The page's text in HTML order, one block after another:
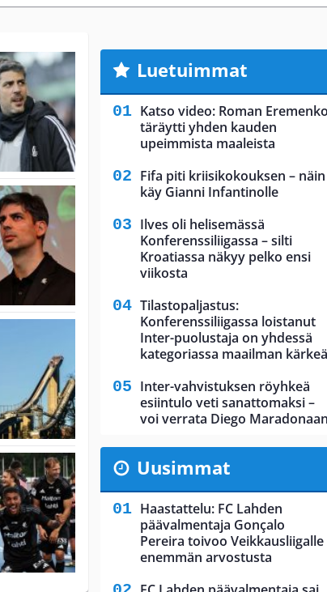
Luetuimmat
Katso video: Roman Eremenko
täräytti yhden kauden
upeimmista maaleista
Fifa piti kriisikokouksen – näin
käy Gianni Infantinolle
Ilves oli helisemässä
Konferenssiliigassa – silti
Kroatiassa näkyy pelko ensi
viikosta
Tilastopaljastus:
Konferenssiliigassa loistanut
Inter-puolustaja on yhdessä
kategoriassa maailman kärkeä
Inter-vahvistuksen röyhkeä
esiintulo veti sanattomaksi –
voi verrata Diego Maradonaan
Uusimmat
Haastattelu: FC Lahden
päävalmentaja Gonçalo
Pereira toivoo Veikkausliigalle
enemmän arvostusta